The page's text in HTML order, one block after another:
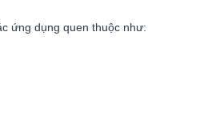
ứng dụng quen thuộc như: